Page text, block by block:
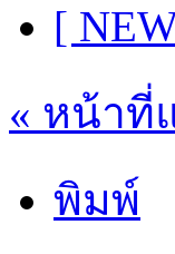
[
« หน้าที่
พิมพ์